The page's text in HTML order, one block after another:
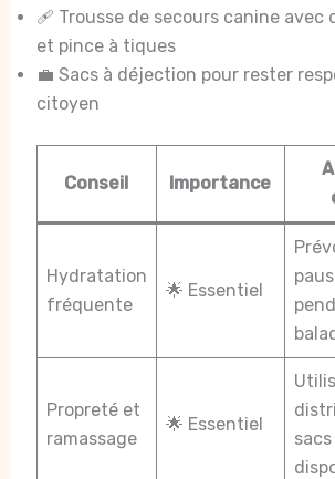
🩹 Trousse de secours canine
et pince à tiques
💼 Sacs à déjection pour rester
citoyen
Conseil Importance
Hydratation
fréquente
🌟 Essentiel
Propreté et
ramassage
🌟 Essentiel